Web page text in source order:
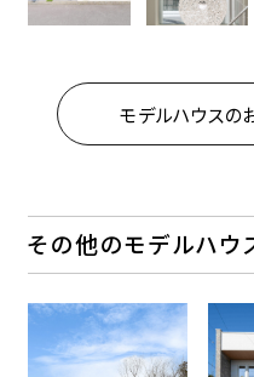
モデルハウスの
その他のモデルハウ